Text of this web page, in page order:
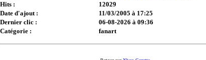
Hits :
12029
Date d'ajout :
11/03/2005 à 17:25
Dernier clic :
06-08-2026 à 09:36
Catégorie :
fanart